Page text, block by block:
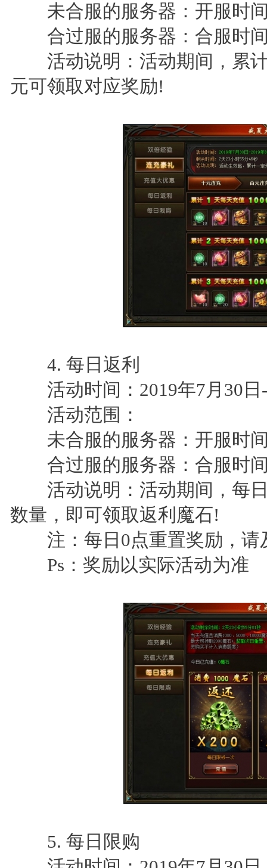
未合服的服务器：开服时间
合过服的服务器：合服时间
活动说明：活动期间，累计
元可领取对应奖励!
4. 每日返利
活动时间：2019年7月30日-
活动范围：
未合服的服务器：开服时间
合过服的服务器：合服时间
活动说明：活动期间，每日
数量，即可领取返利魔石!
注：每日0点重置奖励，请
Ps：奖励以实际活动为准
5. 每日限购